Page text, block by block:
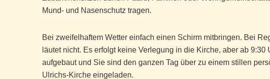
Mund- und Nasenschutz tragen.
Bei zweifelhaftem Wetter einfach einen Schirm mitbringen. Bei
läutet nicht. Es erfolgt keine Verlegung in die Kirche, aber ab
aufgebaut und Sie sind den ganzen Tag über zu einem stillen
Ulrichs-Kirche eingeladen.